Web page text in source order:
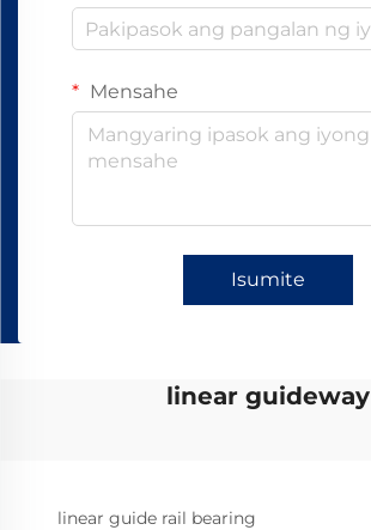
Mensahe
Isumite
linear guideway
linear guide rail bearing